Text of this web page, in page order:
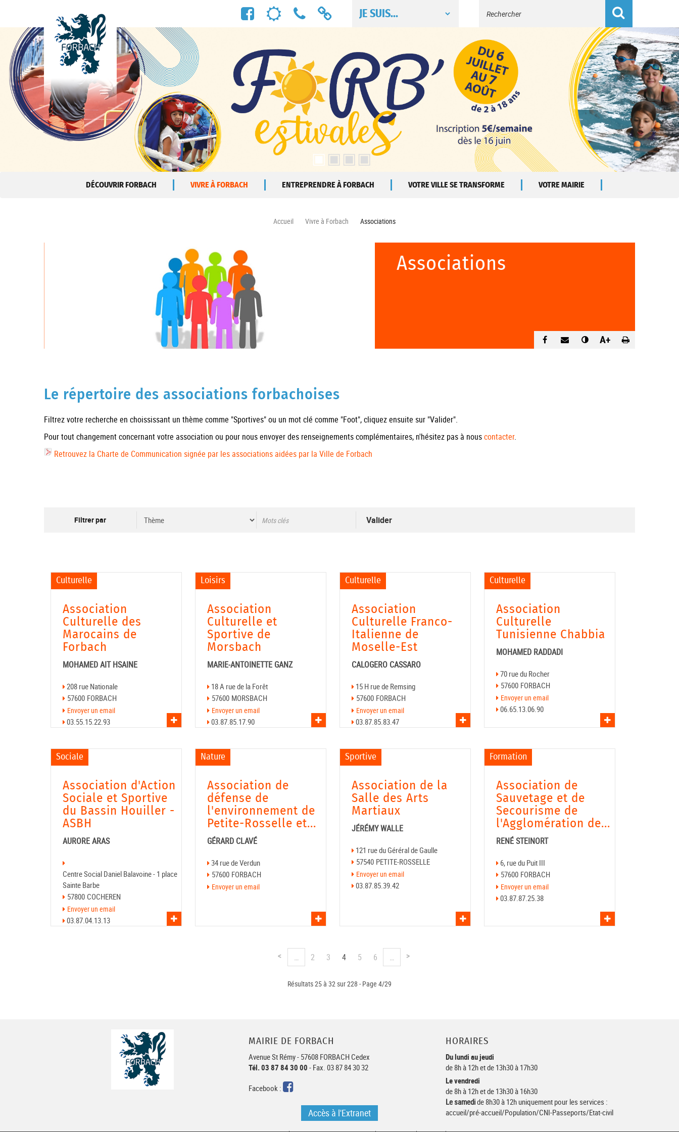
FacebookMétéo
NumérosLiens
DÉCOUVRIR FORBACH VIVRE À FORBACH ENTREPRENDRE À FORBACH VOTRE VILLE SE TRANSFORME VOTRE MAIRIE
Accueil Vivre à Forbach Associations
Associations
A+
Le répertoire des associations forbachoises
Filtrez votre recherche en choississant un thème comme "Sportives" ou un mot clé comme "Foot", cliquez ensuite sur "Valider".
Pour tout changement concernant votre association ou pour nous envoyer des renseignements complémentaires, n'hésitez pas à nouscontacter.
Retrouvez la Charte de Communication signée par les associations aidées par la Ville de Forbach
Valider
Culturelle
Association
Culturelle des
Marocains de
Forbach
MOHAMED AIT HSAINE
208 rue Nationale
57600 FORBACH
Envoyer un email
03.55.15.22.93 Voir l'asso
Loisirs
Association
Culturelle et
Sportive de
Morsbach
MARIE-ANTOINETTE GANZ
18 A rue de la Forêt
57600 MORSBACH
Envoyer un email
03.87.85.17.90 Voir l'asso
Culturelle
Association
Culturelle Franco-
Italienne de
Moselle-Est
CALOGERO CASSARO
15 H rue de Remsing
57600 FORBACH
Envoyer un email
03.87.85.83.47
Culturelle
Association
Culturelle
Tunisienne Chabbia
MOHAMED RADDADI
70 rue du Rocher
57600 FORBACH
Envoyer un email
06.65.13.06.90
Sociale
Association d'Action
Sociale et Sportive
du Bassin Houiller -
ASBH
AURORE ARAS
Centre Social Daniel Balavoine - 1 place
Sainte Barbe
57800 COCHEREN
Envoyer un email
03.87.04.13.13
Nature
Association de
défense de
l'environnement de
Petite-Rosselle et...
GÉRARD CLAVÉ
34 rue de Verdun
57600 FORBACH
Envoyer un email
Sportive
Association de la
Salle des Arts
Martiaux
JÉRÉMY WALLE
121 rue du Géréral de Gaulle
57540 PETITE-ROSSELLE
Envoyer un email
03.87.85.39.42
Formation
Association de
Sauvetage et de
Secourisme de
l'Agglomération de...
RENÉ STEINORT
6, rue du Puit III
57600 FORBACH
Envoyer un email
03.87.87.25.38
< … 2 3 4 5 6 … >
Résultats 25 à 32 sur 228 - Page 4/29
MAIRIE DE FORBACH
Avenue St Rémy - 57608 FORBACH Cedex
Tél. 03 87 84 30 00 - Fax. 03 87 84 30 32
Facebook :
Facebook
Accès à l'Extranet
HORAIRES
Du lundi au jeudi
de 8h à 12h et de 13h30 à 17h30
Le vendredi
de 8h à 12h et de 13h30 à 16h30
Le samedide 8h30 à 12h uniquement pour les services :
accueil/pré-accueil/Population/CNI-Passeports/Etat-civil